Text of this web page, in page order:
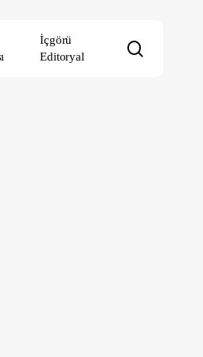
İçgörü
Editoryal